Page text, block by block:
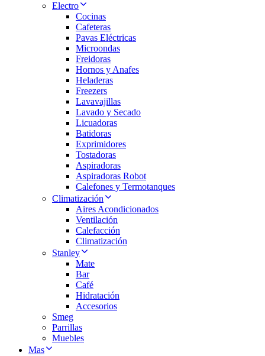
Electro
Cocinas
Cafeteras
Pavas Eléctricas
Microondas
Freidoras
Hornos y Anafes
Heladeras
Freezers
Lavavajillas
Lavado y Secado
Licuadoras
Batidoras
Exprimidores
Tostadoras
Aspiradoras
Aspiradoras Robot
Calefones y Termotanques
Climatización
Aires Acondicionados
Ventilación
Calefacción
Climatización
Stanley
Mate
Bar
Café
Hidratación
Accesorios
Smeg
Parrillas
Muebles
Mas